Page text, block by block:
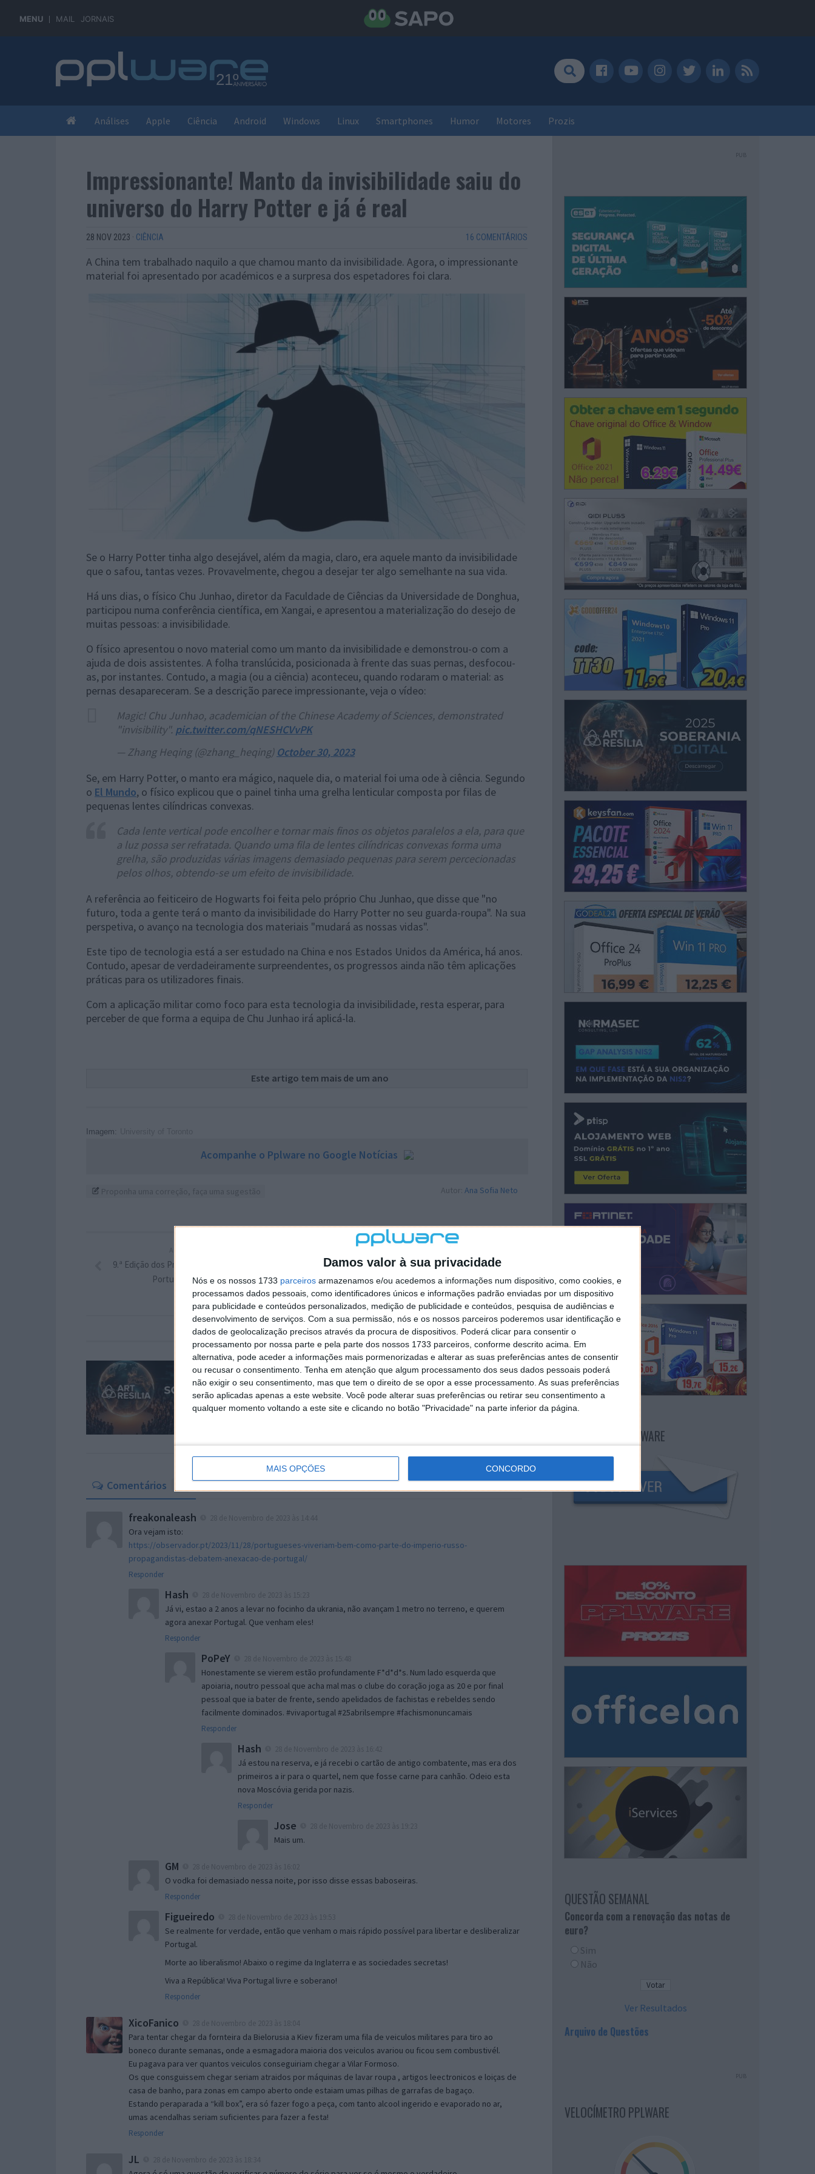
Damos valor à sua privacidade
Nós e os nossos 1733 parceiros armazenamos e/ou acedemos a informações num dispositivo, como cookies, e
processamos dados pessoais, como identificadores únicos e informações padrão enviadas por um dispositivo
para publicidade e conteúdos personalizados, medição de publicidade e conteúdos, pesquisa de audiências e
desenvolvimento de serviços. Com a sua permissão, nós e os nossos parceiros poderemos usar identificação e
dados de geolocalização precisos através da procura de dispositivos. Poderá clicar para consentir o
processamento por nossa parte e pela parte dos nossos 1733 parceiros, conforme descrito acima. Em
alternativa, pode aceder a informações mais pormenorizadas e alterar as suas preferências antes de consentir
ou recusar o consentimento. Tenha em atenção que algum processamento dos seus dados pessoais poderá
não exigir o seu consentimento, mas que tem o direito de se opor a esse processamento. As suas preferências
serão aplicadas apenas a este website. Você pode alterar suas preferências ou retirar seu consentimento a
qualquer momento voltando a este site e clicando no botão "Privacidade" na parte inferior da página.
MAIS OPÇÕES CONCORDO
MENU MAIL JORNAIS
Análises Apple Ciência Android Windows Linux Smartphones Humor Motores Prozis
Impressionante! Manto da invisibilidade saiu do
universo do Harry Potter e já é real
28 NOV 2023 · CIÊNCIA 16 COMENTÁRIOS
A China tem trabalhado naquilo a que chamou manto da invisibilidade. Agora, o impressionante
material foi apresentado por académicos e a surpresa dos espetadores foi clara.
Se o Harry Potter tinha algo desejável, além da magia, claro, era aquele manto da invisibilidade
que o safou, tantas vezes. Provavelmente, chegou a desejar ter algo semelhante na sua vida.
Há uns dias, o físico Chu Junhao, diretor da Faculdade de Ciências da Universidade de Donghua,
participou numa conferência científica, em Xangai, e apresentou a materialização do desejo de
muitas pessoas: a invisibilidade.
O físico apresentou o novo material como um manto da invisibilidade e demonstrou-o com a
ajuda de dois assistentes. A folha translúcida, posicionada à frente das suas pernas, desfocou-
as, por instantes. Contudo, a magia (ou a ciência) aconteceu, quando rodaram o material: as
pernas desapareceram. Se a descrição parece impressionante, veja o vídeo:
Magic! Chu Junhao, academician of the Chinese Academy of Sciences, demonstrated
"invisibility". pic.twitter.com/qNESHCVvPK
— Zhang Heqing (@zhang_heqing) October 30, 2023
Se, em Harry Potter, o manto era mágico, naquele dia, o material foi uma ode à ciência. Segundo
o El Mundo, o físico explicou que o painel tinha uma grelha lenticular composta por filas de
pequenas lentes cilíndricas convexas.
Cada lente vertical pode encolher e tornar mais finos os objetos paralelos a ela, para que
a luz possa ser refratada. Quando uma fila de lentes cilíndricas convexas forma uma
grelha, são produzidas várias imagens demasiado pequenas para serem percecionadas
pelos olhos, obtendo-se um efeito de invisibilidade.
A referência ao feiticeiro de Hogwarts foi feita pelo próprio Chu Junhao, que disse que "no
futuro, toda a gente terá o manto da invisibilidade do Harry Potter no seu guarda-roupa". Na sua
perspetiva, o avanço na tecnologia dos materiais "mudará as nossas vidas".
Este tipo de tecnologia está a ser estudado na China e nos Estados Unidos da América, há anos.
Contudo, apesar de verdadeiramente surpreendentes, os progressos ainda não têm aplicações
práticas para os utilizadores finais.
Com a aplicação militar como foco para esta tecnologia da invisibilidade, resta esperar, para
perceber de que forma a equipa de Chu Junhao irá aplicá-la.
Este artigo tem mais de um ano
Imagem:
Acompanhe o Pplware no Google Notícias
Autor: Ana Sofia Neto
Semana de quatro dias? Bill Gates vai mais
longe e diz que no futuro a semana será de
três
ARTIGO ANTERIOR
9.ª Edição dos Prémios PlayStation Talents em
Portugal já tem vencedor
Comentários
freakonaleash
Ora vejam isto:
https://observador.pt/2023/11/28/portugueses-viveriam-bem-como-parte-do-imperio-russo-
propagandistas-debatem-anexacao-de-portugal/
Responder
Hash
Já vi, estao a 2 anos a levar no focinho da ukrania, não avançam 1 metro no terreno, e querem
agora anexar Portugal. Que venham eles!
Responder
PoPeY
Honestamente se vierem estão profundamente F*d*d*s. Num lado esquerda que
apoiaria, noutro pessoal que acha mal mas o clube do coração joga as 20 e por final
pessoal que ia bater de frente, sendo apelidados de fachistas e rebeldes sendo
facilmente dominados. #vivaportugal #25abrilsempre #fachismonuncamais
Responder
Hash
Já estou na reserva, e já recebi o cartão de antigo combatente, mas era dos
primeiros a ir para o quartel, nem que fosse carne para canhão. Odeio esta
nova Moscóvia gerida por nazis.
Responder
Jose
Mais um.
GM
O vodka foi demasiado nessa noite, por isso disse essas baboseiras.
Responder
Figueiredo
Se realmente for verdade, então que venham o mais rápido possível para libertar e desliberalizar
Portugal.
Morte ao liberalismo! Abaixo o regime da Inglaterra e as sociedades secretas!
Viva a República! Viva Portugal livre e soberano!
Responder
XicoFanico
Para tentar chegar da fornteira da Bielorusia a Kiev fizeram uma fila de veiculos militares para tiro ao
boneco durante semanas, onde a esmagadora maioria dos veiculos avariou ou ficou sem combustivél.
Eu pagava para ver quantos veiculos conseguiriam chegar a Vilar Formoso.
Os que consguissem chegar seriam atraidos por máquinas de lavar roupa , artigos leectronicos e loiças de
casa de banho, para zonas em campo aberto onde estaiam umas pilhas de garrafas de bagaço.
Estando peraparada a “kill box”, era só fazer fogo a peça, com tanto alcool ingerido e evaporado no ar,
umas acendalhas seriam suficientes para fazer a festa!
Responder
JL
PUB
NEWSLETTER PPLWARE
QUESTÃO SEMANAL
Concorda com a renovação das notas de
euro?
Sim
Não
Ver Resultados
Arquivo de Questões
PUB
VELOCÍMETRO PPLWARE